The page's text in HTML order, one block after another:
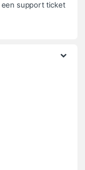
een support ticket